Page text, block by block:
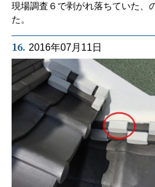
現場調査６で剥がれ落ちていた、
た。
16. 2016年07月11日